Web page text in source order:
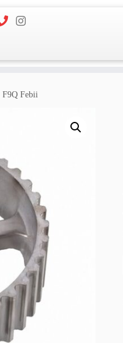
F9Q Febii